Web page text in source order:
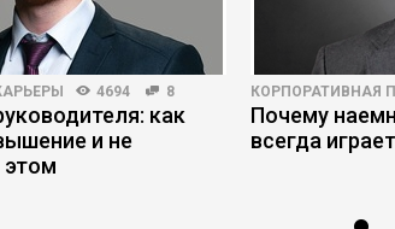
4694 8
как
и не
КОРПОРАТИВНАЯ
Почему
всегда